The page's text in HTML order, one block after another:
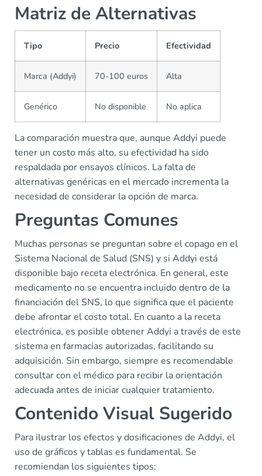
Matriz de Alternativas
Tipo Precio Efectividad
Marca (Addyi) 70-100 euros Alta
Genérico No disponible No aplica
La comparación muestra que, aunque Addyi puede
tener un costo más alto, su efectividad ha sido
respaldada por ensayos clínicos. La falta de
alternativas genéricas en el mercado incrementa la
necesidad de considerar la opción de marca.
Preguntas Comunes
Muchas personas se preguntan sobre el copago en el
Sistema Nacional de Salud (SNS) y si Addyi está
disponible bajo receta electrónica. En general, este
medicamento no se encuentra incluido dentro de la
financiación del SNS, lo que significa que el paciente
debe afrontar el costo total. En cuanto a la receta
electrónica, es posible obtener Addyi a través de este
sistema en farmacias autorizadas, facilitando su
adquisición. Sin embargo, siempre es recomendable
consultar con el médico para recibir la orientación
adecuada antes de iniciar cualquier tratamiento.
Contenido Visual Sugerido
Para ilustrar los efectos y dosificaciones de Addyi, el
uso de gráficos y tablas es fundamental. Se
recomiendan los siguientes tipos: